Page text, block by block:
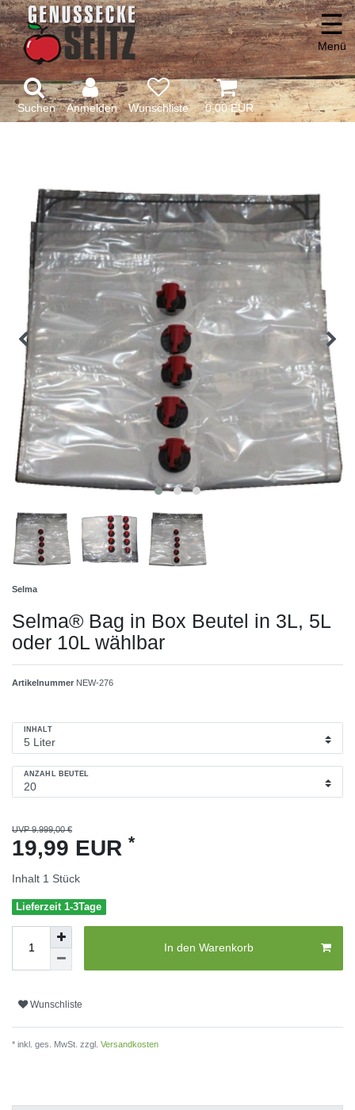
Suchen Anmelden 0,00 EUR
☰
Menü
Selma
Selma® Bag in Box Beutel in 3L, 5L
oder 10L wählbar
Artikelnummer NEW-276
INHALT
ANZAHL BEUTEL
UVP 9.999,00 €
19,99 EUR *
Inhalt 1 Stück
Lieferzeit 1-3Tage
In den Warenkorb
Wunschliste
* inkl. ges. MwSt. zzgl. Versandkosten